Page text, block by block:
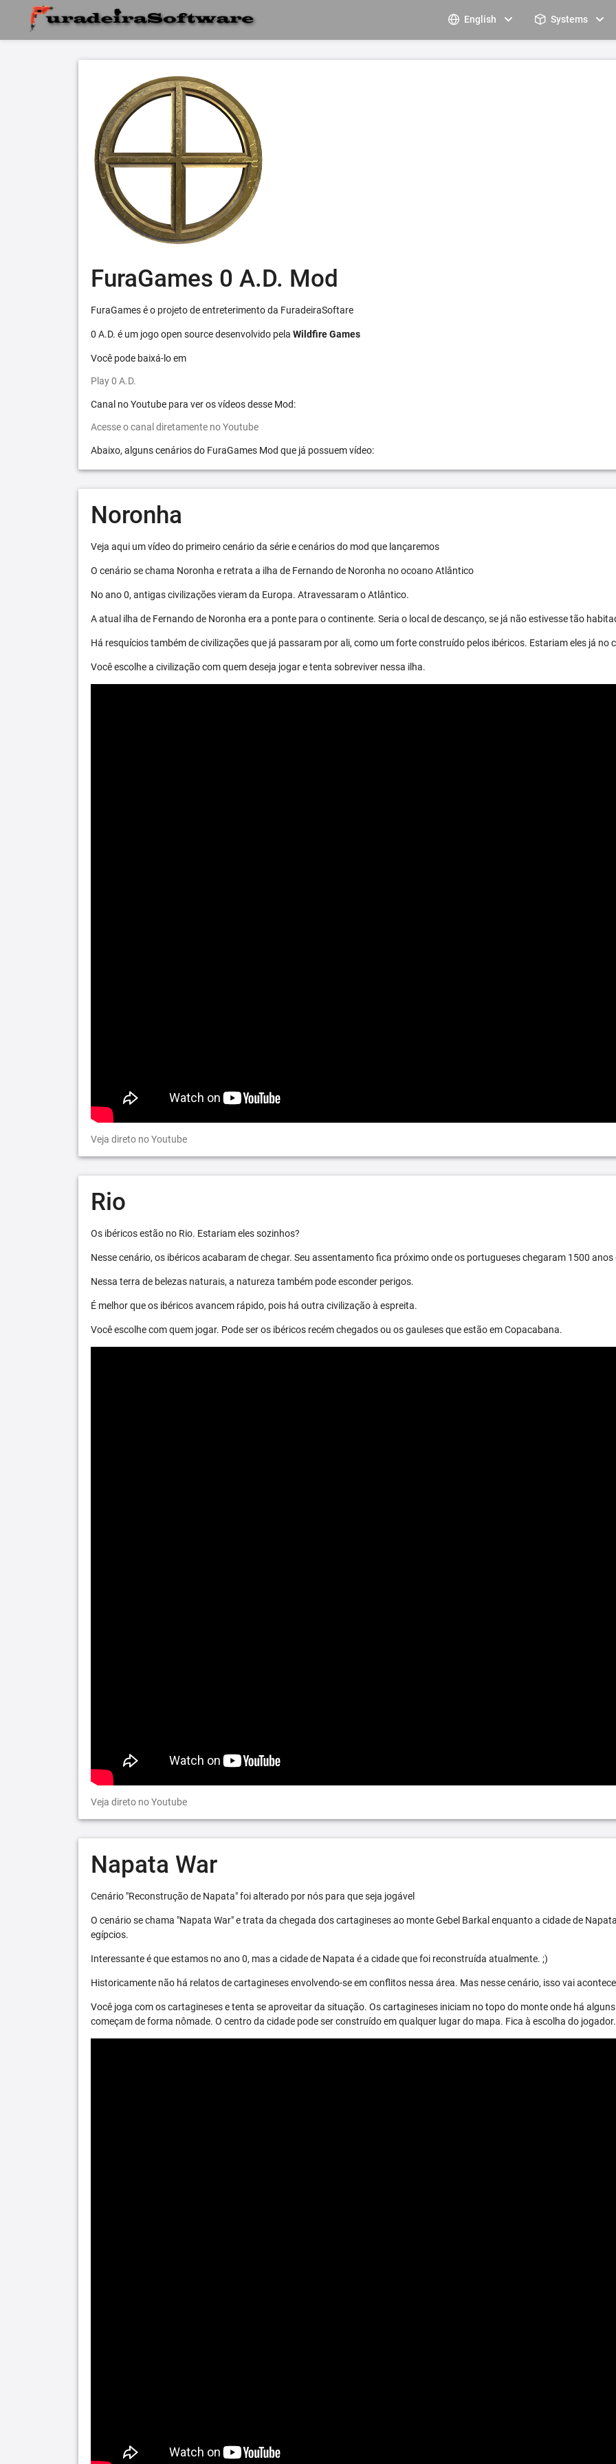
English Systems
FuraGames 0 A.D. Mod
FuraGames é o projeto de entreterimento da FuradeiraSoftare
0 A.D. é um jogo open source desenvolvido pela Wildfire Games
Você pode baixá-lo em
Play 0 A.D.
Canal no Youtube para ver os vídeos desse Mod:
Acesse o canal diretamente no Youtube
Abaixo, alguns cenários do FuraGames Mod que já possuem vídeo:
Noronha
Veja aqui um vídeo do primeiro cenário da série e cenários do mod que lançaremos
O cenário se chama Noronha e retrata a ilha de Fernando de Noronha no ocoano Atlântico
No ano 0, antigas civilizações vieram da Europa. Atravessaram o Atlântico.
A atual ilha de Fernando de Noronha era a ponte para o continente. Seria o local de descanço, se já não estivesse tão
Há resquícios também de civilizações que já passaram por ali, como um forte construído pelos ibéricos. Estariam eles já no
Você escolhe a civilização com quem deseja jogar e tenta sobreviver nessa ilha.
Veja direto no Youtube
Rio
Os ibéricos estão no Rio. Estariam eles sozinhos?
Nesse cenário, os ibéricos acabaram de chegar. Seu assentamento fica próximo onde os portugueses chegaram 1500 anos
Nessa terra de belezas naturais, a natureza também pode esconder perigos.
É melhor que os ibéricos avancem rápido, pois há outra civilização à espreita.
Você escolhe com quem jogar. Pode ser os ibéricos recém chegados ou os gauleses que estão em Copacabana.
Veja direto no Youtube
Napata War
Cenário "Reconstrução de Napata" foi alterado por nós para que seja jogável
O cenário se chama "Napata War" e trata da chegada dos cartagineses ao monte Gebel Barkal enquanto a cidade de
egípcios.
Interessante é que estamos no ano 0, mas a cidade de Napata é a cidade que foi reconstruída atualmente. ;)
Historicamente não há relatos de cartagineses envolvendo-se em conflitos nessa área. Mas nesse cenário, isso vai
Você joga com os cartagineses e tenta se aproveitar da situação. Os cartagineses iniciam no topo do monte onde há
começam de forma nômade. O centro da cidade pode ser construído em qualquer lugar do mapa. Fica à escolha do jogador.